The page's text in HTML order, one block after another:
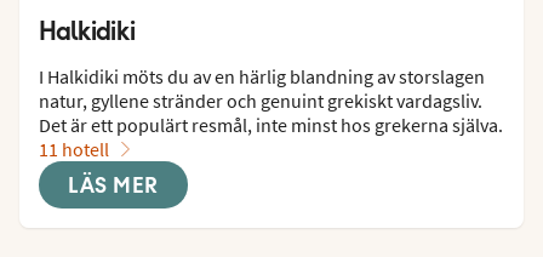
Halkidiki
I Halkidiki möts du av en härlig blandning av storslagen
natur, gyllene stränder och genuint grekiskt vardagsliv.
Det är ett populärt resmål, inte minst hos grekerna själva.
11 hotell
LÄS MER